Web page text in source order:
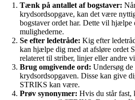
Tænk på antallet af bogstaver:
krydsordsopgave, kan det være
bogstaver ordet har. Dette vil
mulighederne.
Se efter ledetråde: Kig efter
kan hjælpe dig med at afsløre ordet
relateret til striber, linjer eller andre
Brug omgivende ord: Undersøg
krydsordsopgaven. Disse kan give
STRIKS kan være.
Prøv synonymer: Hvis du står fast,